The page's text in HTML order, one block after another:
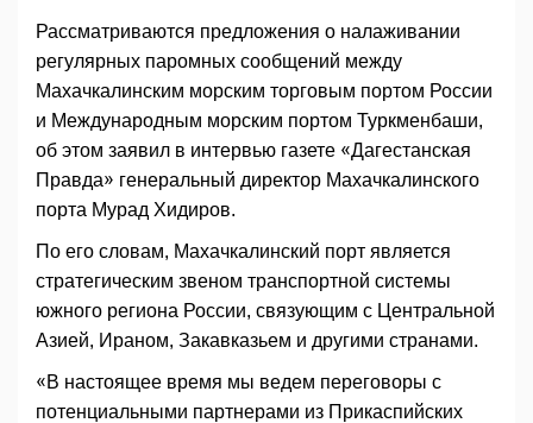
Рассматриваются предложения о налаживании
регулярных паромных сообщений между
Махачкалинским морским торговым портом России
и Международным морским портом Туркменбаши,
об этом заявил в интервью газете «Дагестанская
Правда» генеральный директор Махачкалинского
порта Мурад Хидиров.
По его словам, Махачкалинский порт является
стратегическим звеном транспортной системы
южного региона России, связующим с Центральной
Азией, Ираном, Закавказьем и другими странами.
«В настоящее время мы ведем переговоры с
потенциальными партнерами из Прикаспийских